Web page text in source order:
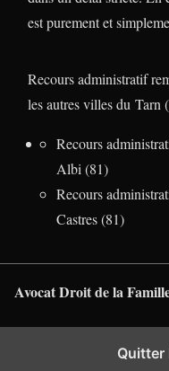
est purement et
Recours administratif
les autres villes du Tarn
Recours
Albi (81)
Recours
Castres (81)
Avocat Droit de la
Quitter